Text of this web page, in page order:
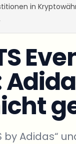
in
by Adidas“